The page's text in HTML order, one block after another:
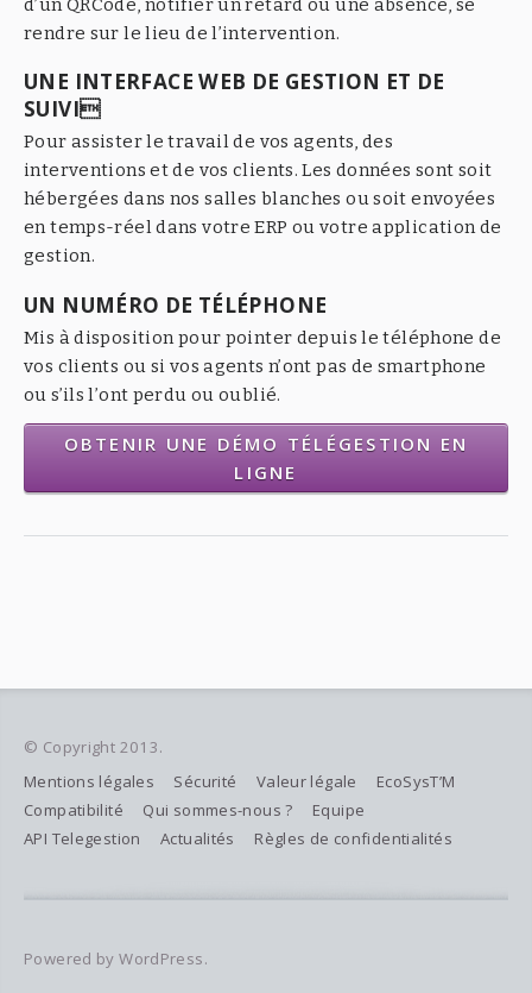
d’un QRCode, notifier un retard ou une absence, se
rendre sur le lieu de l’intervention.
UNE INTERFACE WEB DE GESTION ET DE
SUIVI
Pour assister le travail de vos agents, des
interventions et de vos clients. Les données sont soit
hébergées dans nos salles blanches ou soit envoyées
en temps-réel dans votre ERP ou votre application de
gestion.
UN NUMÉRO DE TÉLÉPHONE
Mis à disposition pour pointer depuis le téléphone de
vos clients ou si vos agents n’ont pas de smartphone
ou s’ils l’ont perdu ou oublié.
OBTENIR UNE DÉMO TÉLÉGESTION EN
LIGNE
© Copyright 2013.
Mentions légales
Sécurité Valeur légale
EcoSysT’M
Compatibilité
Qui sommes-nous ?
Equipe
API Telegestion
Actualités Règles de confidentialités
Powered by WordPress.